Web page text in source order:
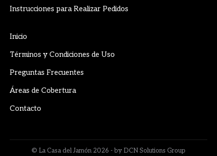
Instrucciones para Realizar Pedidos
Inicio
Términos y Condiciones de Uso
Preguntas Frecuentes
Áreas de Cobertura
Contacto
© La Casa del Jamón 2026 - by DCN Solutions Group